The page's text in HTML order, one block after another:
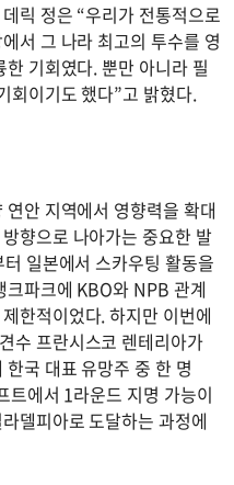
릭 정은 “우리가 전통적으로
서 그 나라 최고의 투수를 영
기회였다. 뿐만 아니라 필
회이기도 했다”고 밝혔다.
안 지역에서 영향력을 확대
향으로 나아가는 중요한 발
일본에서 스카우팅 활동을
파크에 KBO와 NPB 관계
한적이었다. 하지만 이번에
수 프란시스코 렌테리아가
국 대표 유망주 중 한 명
트에서 1라운드 지명 가능이
델피아로 도달하는 과정에